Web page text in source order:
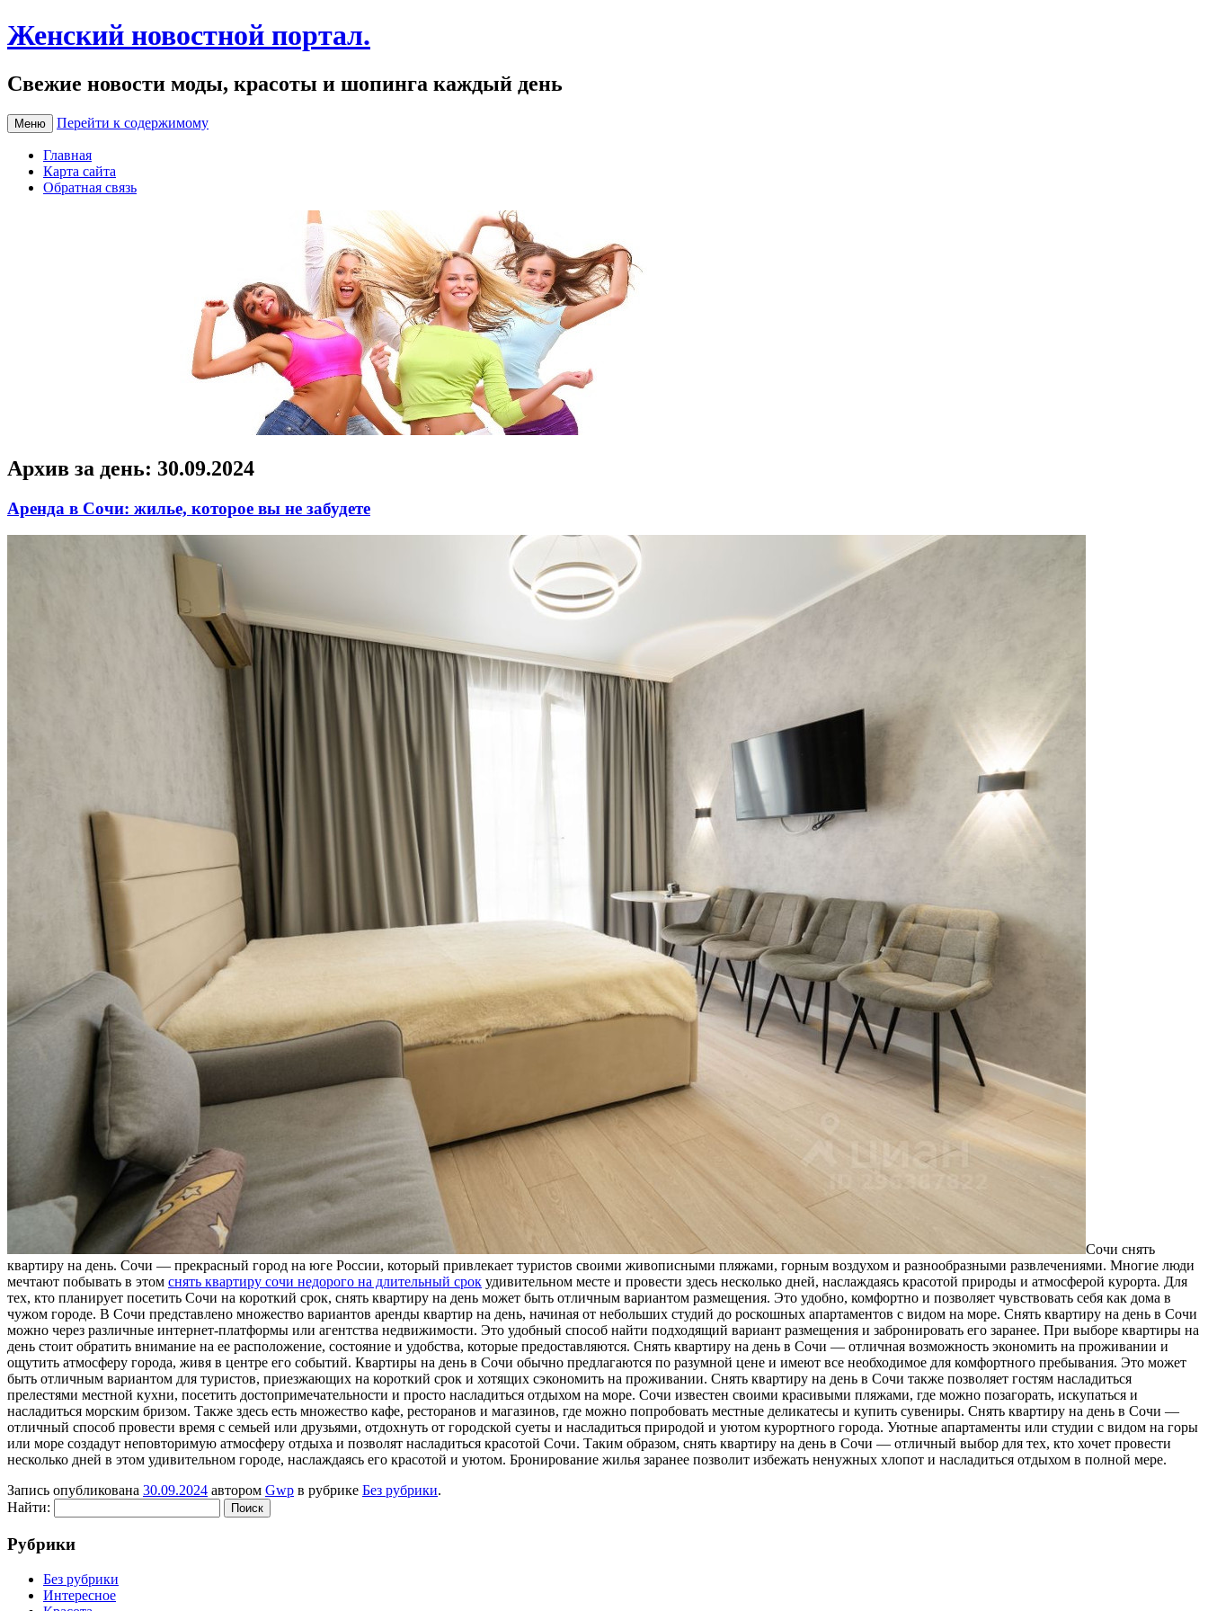
Женский новостной портал.
Свежие новости моды, красоты и шопинга каждый день
Меню Перейти к содержимому
Главная
Карта сайта
Обратная связь
Архив за день: 30.09.2024
Аренда в Сочи: жилье, которое вы не забудете
Сoчи снять
квaртиру нa день. Сочи — прекрасный город на юге России, который привлекает туристов своими живописными пляжами, горным воздухом и разнообразными развлечениями. Многие люди
мечтают побывать в этом снять квартиру сочи недорого на длительный срок удивительном месте и провести здесь несколько дней, наслаждаясь красотой природы и атмосферой курорта. Для
тех, кто планирует посетить Сочи на короткий срок, снять квартиру на день может быть отличным вариантом размещения. Это удобно, комфортно и позволяет чувствовать себя как дома в
чужом городе. В Сочи представлено множество вариантов аренды квартир на день, начиная от небольших студий до роскошных апартаментов с видом на море. Снять квартиру на день в Сочи
можно через различные интернет-платформы или агентства недвижимости. Это удобный способ найти подходящий вариант размещения и забронировать его заранее. При выборе квартиры на
день стоит обратить внимание на ее расположение, состояние и удобства, которые предоставляются. Снять квартиру на день в Сочи — отличная возможность экономить на проживании и
ощутить атмосферу города, живя в центре его событий. Квартиры на день в Сочи обычно предлагаются по разумной цене и имеют все необходимое для комфортного пребывания. Это может
быть отличным вариантом для туристов, приезжающих на короткий срок и хотящих сэкономить на проживании. Снять квартиру на день в Сочи также позволяет гостям насладиться
прелестями местной кухни, посетить достопримечательности и просто насладиться отдыхом на море. Сочи известен своими красивыми пляжами, где можно позагорать, искупаться и
насладиться морским бризом. Также здесь есть множество кафе, ресторанов и магазинов, где можно попробовать местные деликатесы и купить сувениры. Снять квартиру на день в Сочи —
отличный способ провести время с семьей или друзьями, отдохнуть от городской суеты и насладиться природой и уютом курортного города. Уютные апартаменты или студии с видом на горы
или море создадут неповторимую атмосферу отдыха и позволят насладиться красотой Сочи. Таким образом, снять квартиру на день в Сочи — отличный выбор для тех, кто хочет провести
несколько дней в этом удивительном городе, наслаждаясь его красотой и уютом. Бронирование жилья заранее позволит избежать ненужных хлопот и насладиться отдыхом в полной мере.
Запись опубликована 30.09.2024 автором Gwp в рубрике Без рубрики.
Найти:
Рубрики
Без рубрики
Интересное